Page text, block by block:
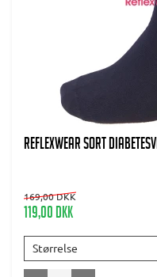
REFLEXWEAR Sort
169,00 DKK
119,00 DKK
Størrelse